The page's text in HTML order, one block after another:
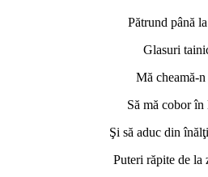
Pătrund până
Glasuri
Mă cheamă-n
Să mă cobor în
Şi să aduc din
Puteri răpite de la